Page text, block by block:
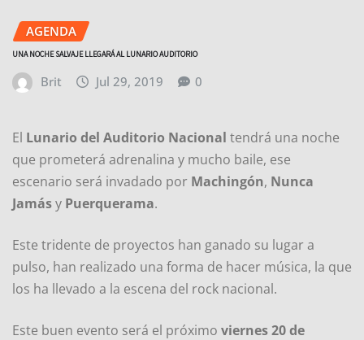
AGENDA
UNA NOCHE SALVAJE LLEGARÁ AL LUNARIO AUDITORIO
Brit Jul 29, 2019 0
El Lunario del Auditorio Nacional tendrá una noche
que prometerá adrenalina y mucho baile, ese
escenario será invadado por Machingón, Nunca
Jamásy Puerquerama.
Este tridente de proyectos han ganado su lugar a
pulso, han realizado una forma de hacer música, la que
los ha llevado a la escena del rock nacional.
Este buen evento será el próximo viernes 20 de